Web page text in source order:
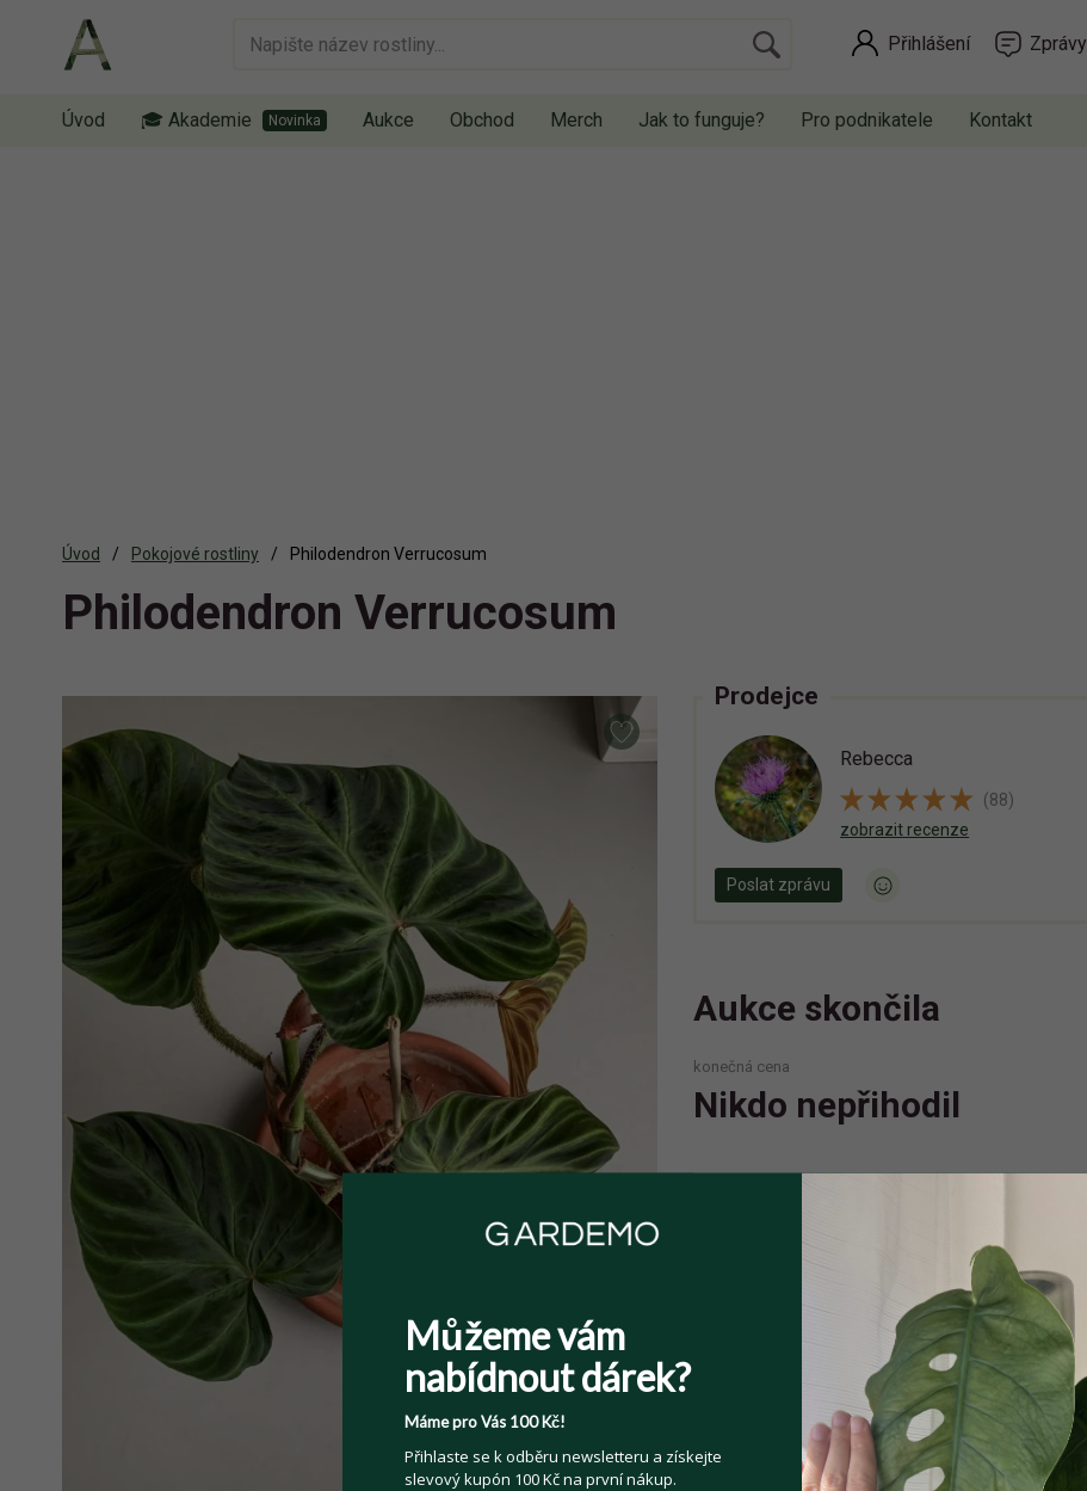
Přihlášení Zprávy
Úvod 🎓 Akademie Aukce Obchod Merch Jak to funguje? Pro podnikatele Kontakt
Úvod Pokojové rostliny Philodendron Verrucosum
Philodendron Verrucosum
Prodejce
Rebecca
(88)
zobrazit recenze
Poslat zprávu
Aukce skončila
konečná cena
Nikdo nepřihodil
Prodejce má více jak 10 pozitivních
Twitter Email
Můžeme vám
nabídnout dárek?
Máme pro Vás 100 Kč!
Přihlaste se k odběru newsletteru a získejte
slevový kupón 100 Kč na první nákup.